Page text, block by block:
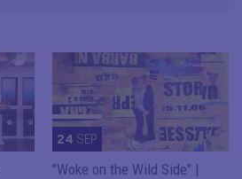
24 SEP
"Woke on the Wild Side" |